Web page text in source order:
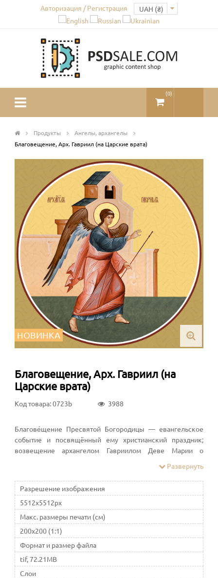
Авторизация / Регистрация
(0)
Продукты
Ангелы, архангелы
Благовещение, Арх. Гавриил (на Царские врата)
НОВИНКА
Благовещение, Арх. Гавриил (на
Царские врата)
Код товара: 0723b 3988
Благове́щение Пресвятой Богородицы — евангельское
событие и посвящённый ему христианский праздник;
возвещение архангелом Гавриилом Деве Марии о
православии принадлежит к числу двунадесятых
праздников
Развернуть
Разрешение изображения
5512x5512px
Макс. размеры печати (см)
200x200 (1:1)
Формат и размер файла
tif, 72.21MB
Слои